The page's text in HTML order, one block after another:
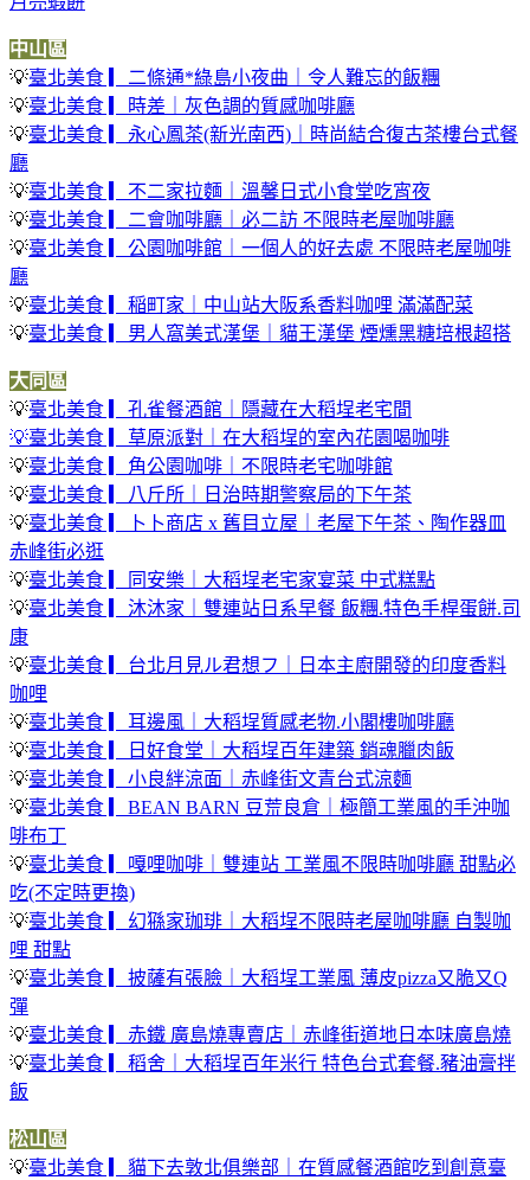
中山區
💡臺北美食 ▎二條通*綠島小夜曲｜令人難忘的飯糰
💡臺北美食 ▎時差｜灰色調的質感咖啡廳
💡臺北美食 ▎永心鳳茶(新光南西)｜時尚結合復古茶樓台式餐
廳
💡臺北美食 ▎不二家拉麵｜溫馨日式小食堂吃宵夜
💡臺北美食 ▎二會咖啡廳｜必二訪 不限時老屋咖啡廳
💡臺北美食 ▎公園咖啡館｜一個人的好去處 不限時老屋咖啡
廳
💡臺北美食 ▎稲町家｜中山站大阪系香料咖哩 滿滿配菜
💡臺北美食 ▎男人窩美式漢堡｜貓王漢堡 煙燻黑糖培根超搭
大同區
💡臺北美食 ▎孔雀餐酒館｜隱藏在大稻埕老宅間
💡臺北美食 ▎草原派對｜在大稻埕的室內花園喝咖啡
💡臺北美食 ▎角公園咖啡｜不限時老宅咖啡館
💡臺北美食 ▎八斤所｜日治時期警察局的下午茶
💡臺北美食 ▎卜卜商店 x 舊目立屋｜老屋下午茶、陶作器皿
赤峰街必逛
💡臺北美食 ▎同安樂｜大稻埕老宅家宴菜 中式糕點
💡臺北美食 ▎沐沐家｜雙連站日系早餐 飯糰.特色手桿蛋餅.司
康
💡臺北美食 ▎台北月見ル君想フ｜日本主廚開發的印度香料
咖哩
💡臺北美食 ▎耳邊風｜大稻埕質感老物.小閣樓咖啡廳
💡臺北美食 ▎日好食堂｜大稻埕百年建築 銷魂臘肉飯
💡臺北美食 ▎小良絆涼面｜赤峰街文青台式涼麵
💡臺北美食 ▎BEAN BARN 豆荒良倉｜極簡工業風的手沖咖
啡布丁
💡臺北美食 ▎嘎哩咖啡｜雙連站 工業風不限時咖啡廳 甜點必
吃(不定時更換)
💡臺北美食 ▎幻猻家珈琲｜大稻埕不限時老屋咖啡廳 自製咖
哩 甜點
💡臺北美食 ▎披薩有張臉｜大稻埕工業風 薄皮pizza又脆又Q
彈
💡臺北美食 ▎赤鐵 廣島燒專賣店｜赤峰街道地日本味廣島燒
💡臺北美食 ▎稻舍｜大稻埕百年米行 特色台式套餐.豬油膏拌
飯
松山區
💡臺北美食 ▎貓下去敦北俱樂部｜在質感餐酒館吃到創意臺